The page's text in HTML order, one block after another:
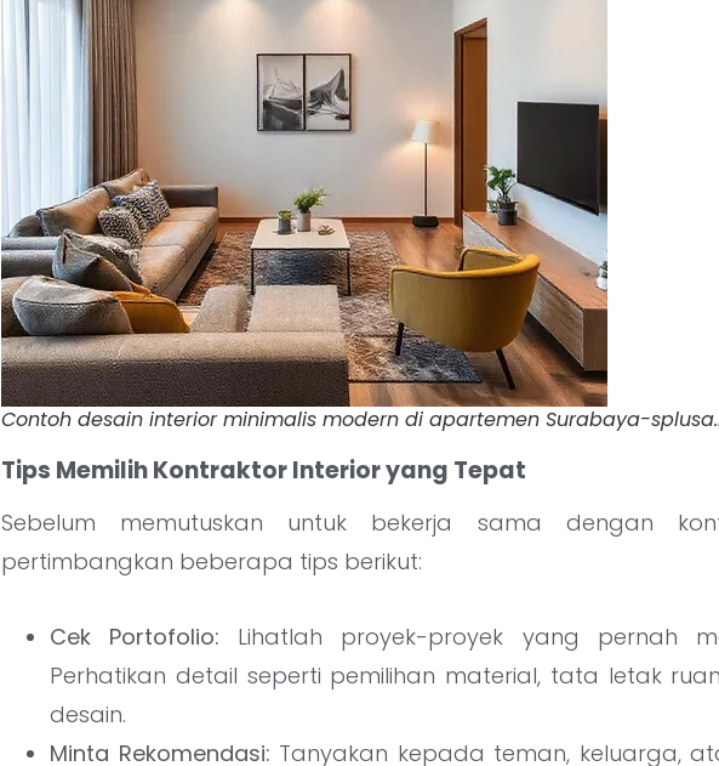
Contoh desain interior minimalis modern di apartemen Surabaya-
Tips Memilih Kontraktor Interior yang Tepat
Sebelum memutuskan untuk bekerja sama dengan
pertimbangkan beberapa tips berikut:
Cek Portofolio: Lihatlah proyek-proyek yang pernah
Perhatikan detail seperti pemilihan material, tata letak
desain.
Minta Rekomendasi: Tanyakan kepada teman, keluarga,